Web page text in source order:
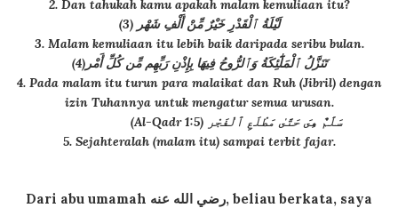
2. Dan tahukah kamu apakah malam kemuliaan itu?
(3) لَيْلَةُ ٱلْقَدْرِ خَيْرٌ مِّنْ أَلْفِ شَهْر
3. Malam kemuliaan itu lebih baik daripada seribu bulan.
(4)تَنَزَّلُ ٱلْمَلَٰٓئِكَةُ وَٱلرُّوحُ فِيهَا بِإِذْنِ رَبِّهِم مِّن كُلِّ أَمْر
4. Pada malam itu turun para malaikat dan Ruh (Jibril) dengan
izin Tuhannya untuk mengatur semua urusan.
(Al-Qadr 1:5) سَلَٰمٌ هِىَ حَتَّىٰ مَطْلَعِ ٱلْفَجْر
5. Sejahteralah (malam itu) sampai terbit fajar.
Dari abu umamah رضي الله عنه, beliau berkata, saya